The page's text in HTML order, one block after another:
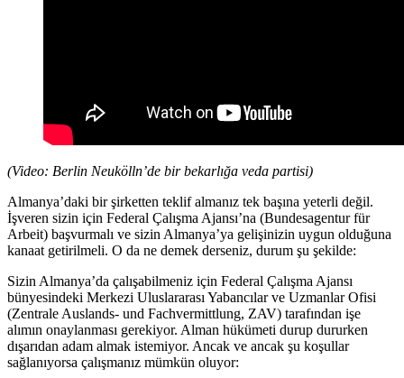
(Video: Berlin Neukölln’de bir bekarlığa veda partisi)
Almanya’daki bir şirketten teklif almanız tek başına yeterli değil.
İşveren sizin için Federal Çalışma Ajansı’na (Bundesagentur für
Arbeit) başvurmalı ve sizin Almanya’ya gelişinizin uygun olduğuna
kanaat getirilmeli. O da ne demek derseniz, durum şu şekilde:
Sizin Almanya’da çalışabilmeniz için Federal Çalışma Ajansı
bünyesindeki Merkezi Uluslararası Yabancılar ve Uzmanlar Ofisi
(Zentrale Auslands- und Fachvermittlung, ZAV) tarafından işe
alımın onaylanması gerekiyor. Alman hükümeti durup dururken
dışarıdan adam almak istemiyor. Ancak ve ancak şu koşullar
sağlanıyorsa çalışmanız mümkün oluyor: